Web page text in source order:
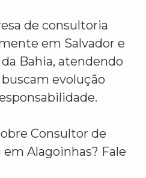
de consultoria
em Salvador e
Bahia, atendendo
evolução
Consultor de
Alagoinhas? Fale